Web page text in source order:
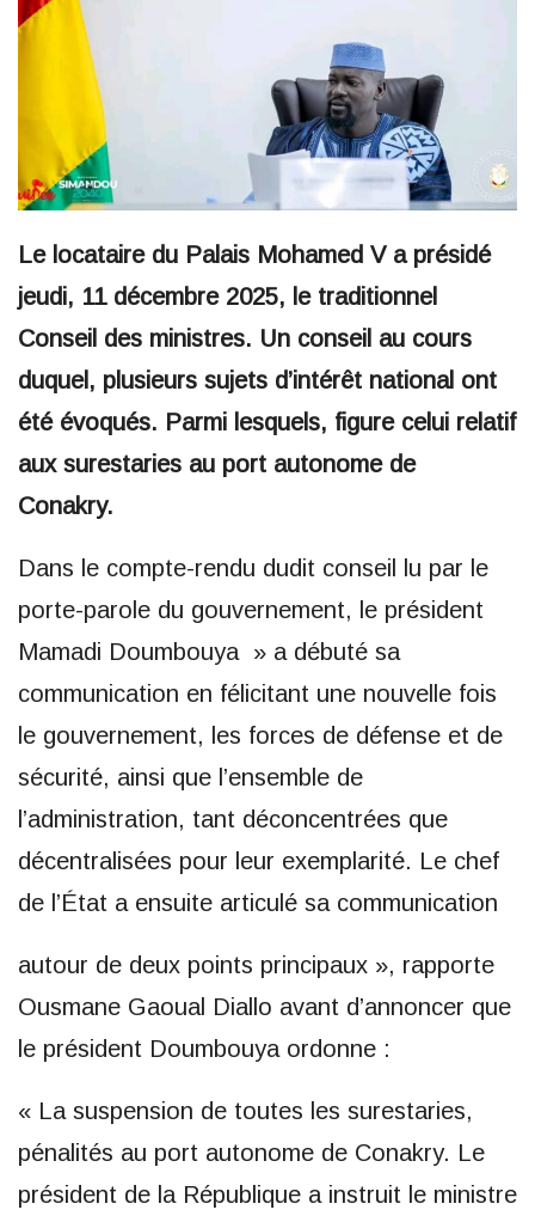
Le locataire du Palais Mohamed V a présidé
jeudi, 11 décembre 2025, le traditionnel
Conseil des ministres. Un conseil au cours
duquel, plusieurs sujets d’intérêt national ont
été évoqués. Parmi lesquels, figure celui relatif
aux surestaries au port autonome de
Conakry.
Dans le compte-rendu dudit conseil lu par le
porte-parole du gouvernement, le président
Mamadi Doumbouya » a débuté sa
communication en félicitant une nouvelle fois
le gouvernement, les forces de défense et de
sécurité, ainsi que l’ensemble de
l’administration, tant déconcentrées que
décentralisées pour leur exemplarité. Le chef
de l’État a ensuite articulé sa communication
autour de deux points principaux », rapporte
Ousmane Gaoual Diallo avant d’annoncer que
le président Doumbouya ordonne :
« La suspension de toutes les surestaries,
pénalités au port autonome de Conakry. Le
président de la République a instruit le ministre